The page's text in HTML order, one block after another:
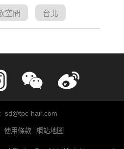
空間 台北
sd@tpc-hair.com
使用條款 網站地圖